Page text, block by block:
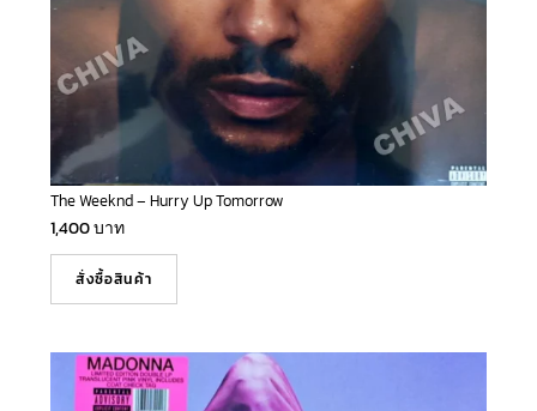
The Weeknd – Hurry Up Tomorrow
1,400บาท
สั่งซื้อสินค้า